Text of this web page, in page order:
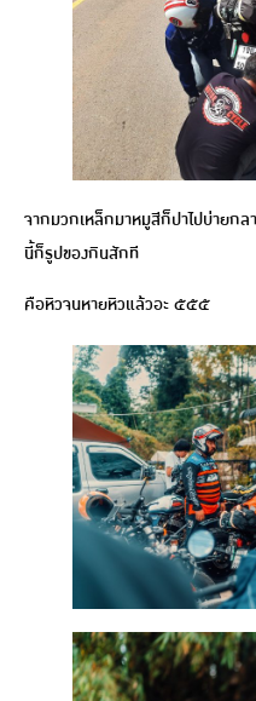
จากมวกเหล็กมาหมูสีก็ปาไปบ่ายก
นี้ก็รูปของกินสักที
คือหิวจนหายหิวแล้วอะ ๕๕๕